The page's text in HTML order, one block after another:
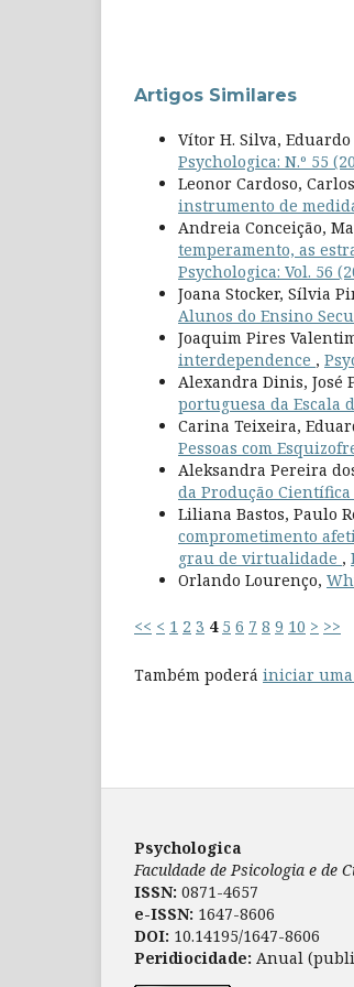
Artigos Similares
Vítor H. Silva, Eduardo
Psychologica: N.º 55
Leonor Cardoso,
instrumento de
Andreia Conceição,
temperamento, as
Psychologica: Vol. 56
Joana Stocker, Sílvia
Alunos do Ensino
Joaquim Pires
interdependence ,
Alexandra Dinis, José
portuguesa da Escala
Carina Teixeira,
Pessoas com
Aleksandra Pereira
da Produção
Liliana Bastos, Paulo
comprometimento
grau de virtualidade ,
Orlando Lourenço,
<< < 1 2 3 4 5 6 7 8 9 10 > >>
Também poderá iniciar uma
Psychologica
Faculdade de Psicologia e de
ISSN: 0871-4657
e-ISSN: 1647-8606
DOI: 10.14195/1647-8606
Peridiocidade: Anual